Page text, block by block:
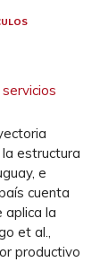
estructura
e
cuenta
aplica la
et al.,
productivo